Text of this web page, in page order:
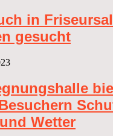
in
gesucht
Wetter